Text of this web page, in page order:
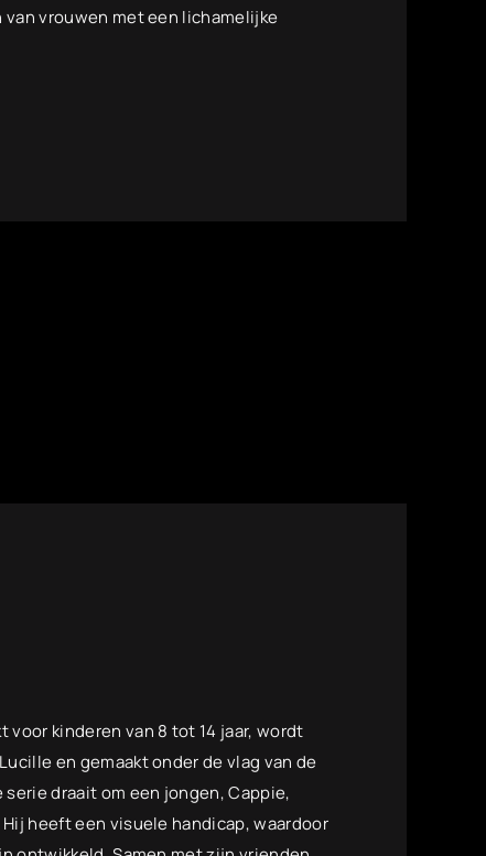
vrouwen met een lichamelijke
voor kinderen van 8 tot 14 jaar, wordt
en gemaakt onder de vlag van de
draait om een jongen, Cappie,
heeft een visuele handicap, waardoor